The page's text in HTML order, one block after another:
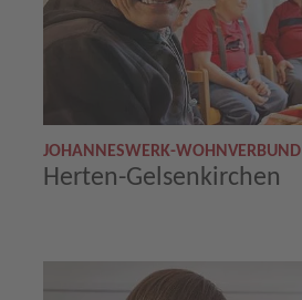
JOHANNESWERK-WOHNVERBUND
Herten-Gelsenkirchen